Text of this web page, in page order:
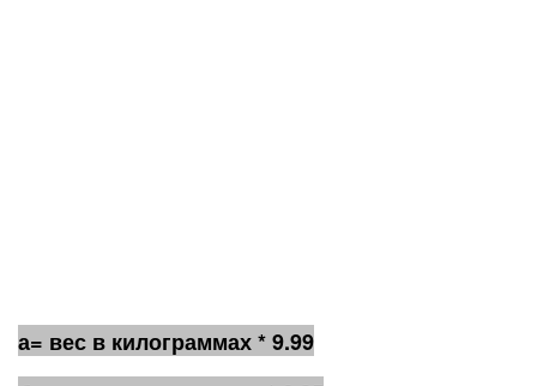
а= вес в килограммах * 9.99